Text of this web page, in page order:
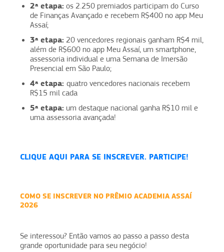
2ª etapa: os 2.250 premiados participam do Curso
de Finanças Avançado e recebem R$400 no app Meu
Assaí;
3ª etapa: 20 vencedores regionais ganham R$4 mil,
além de R$600 no app Meu Assaí, um smartphone,
assessoria individual e uma Semana de Imersão
Presencial em São Paulo;
4ª etapa: quatro vencedores nacionais recebem
R$15 mil cada
5ª etapa: um destaque nacional ganha R$10 mil e
uma assessoria avançada!
CLIQUE AQUI PARA SE INSCREVER. PARTICIPE!
COMO SE INSCREVER NO PRÊMIO ACADEMIA ASSAÍ
2026
Se interessou? Então vamos ao passo a passo desta
grande oportunidade para seu negócio!